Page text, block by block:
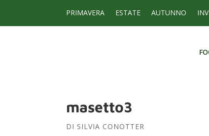
PRIMAVERA ESTATE AUTUNNO
masetto3
DI SILVIA CONOTTER